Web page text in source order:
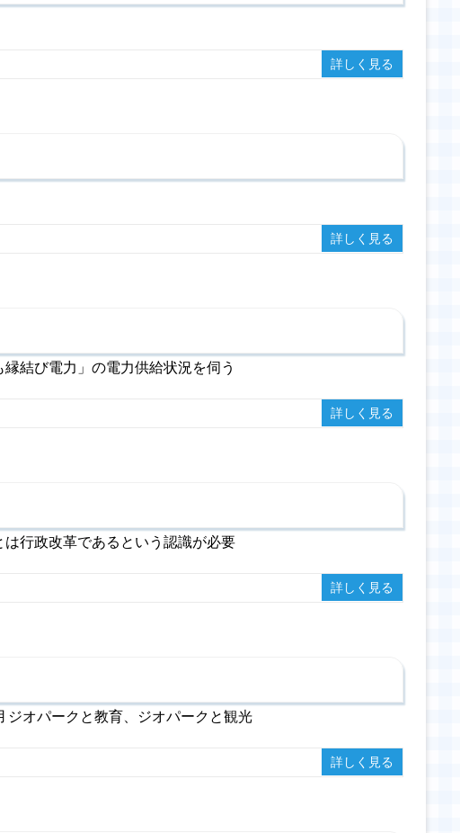
詳しく見る
詳しく見る
結び電力」の電力供給状況を伺う
詳しく見る
行政改革であるという認識が必要
詳しく見る
ジオパークと教育、ジオパークと観光
詳しく見る